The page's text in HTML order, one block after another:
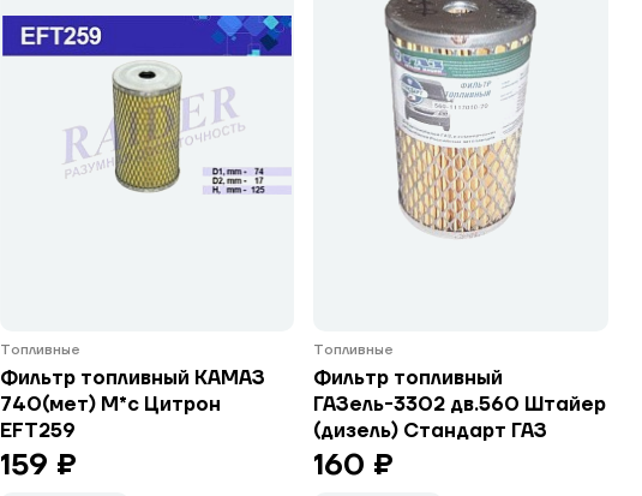
Топливные
Фильтр топливный КАМАЗ
740(мет) М*с Цитрон
EFT259
159 ₽
Топливные
Фильтр топливный
ГАЗель-3302 дв.560 Штайер
(дизель) Стандарт ГАЗ
160 ₽